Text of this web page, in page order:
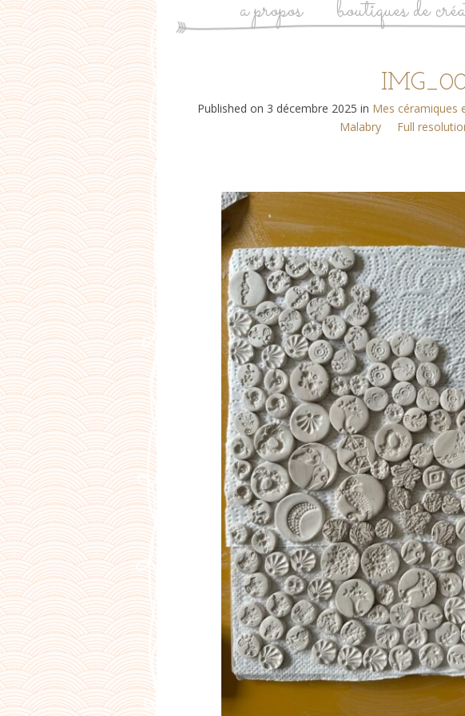
a propos boutiques de
Published on 3 décembre 2025 in Mes céramiques
Malabry
Full